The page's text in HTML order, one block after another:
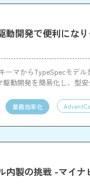
動開発で便利にな
ーマからTypeSpecモデ
駆動開発を簡易化し、型
業務効率化
内製の挑戦 -マイ